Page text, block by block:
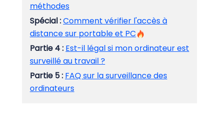
méthodes
Spécial :Comment vérifier l'accès à
distance sur portable et PC
Partie 4 : Est-il légal si mon ordinateur est
surveillé au travail ?
Partie 5 : FAQ sur la surveillance des
ordinateurs